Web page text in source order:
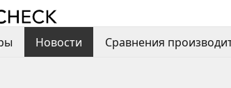
Новости Сравнения